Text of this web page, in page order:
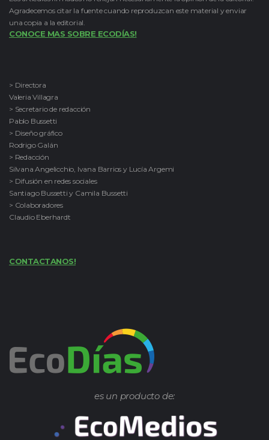
Agradecemos citar la fuente cuando reproduzcan este material y enviar
una copia a la editorial.
CONOCE MAS SOBRE ECODÍAS!
> Directora
Valeria Villagra
> Secretario de redacción
Pablo Bussetti
> Diseño gráfico
Rodrigo Galán
> Redacción
Silvana Angelicchio, Ivana Barrios y Lucía Argemi
> Difusión en redes sociales
Santiago Bussetti y Camila Bussetti
> Colaboradores
Claudio Eberhardt
CONTACTANOS!
es un producto de: